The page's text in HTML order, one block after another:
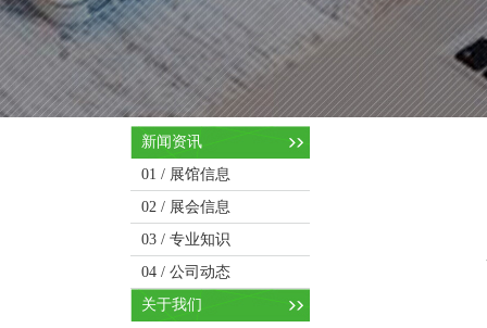
新闻资讯
01 / 展馆信息
02 / 展会信息
03 / 专业知识
04 / 公司动态
关于我们